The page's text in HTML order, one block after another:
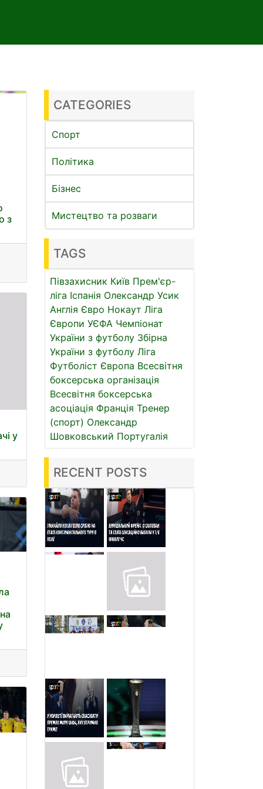
з
у
CATEGORIES
Спорт
Політика
Бізнес
Мистецтво та розваги
TAGS
Півзахисник Київ Прем'єр-
ліга Іспанія Олександр Усик
Англія Євро Нокаут Ліга
Європи УЄФА Чемпіонат
України з футболу Збірна
України з футболу Ліга
Футболіст Європа Всесвітня
боксерська організація
Всесвітня боксерська
асоціація Франція Тренер
(спорт) Олександр
Шовковський Португалія
RECENT POSTS